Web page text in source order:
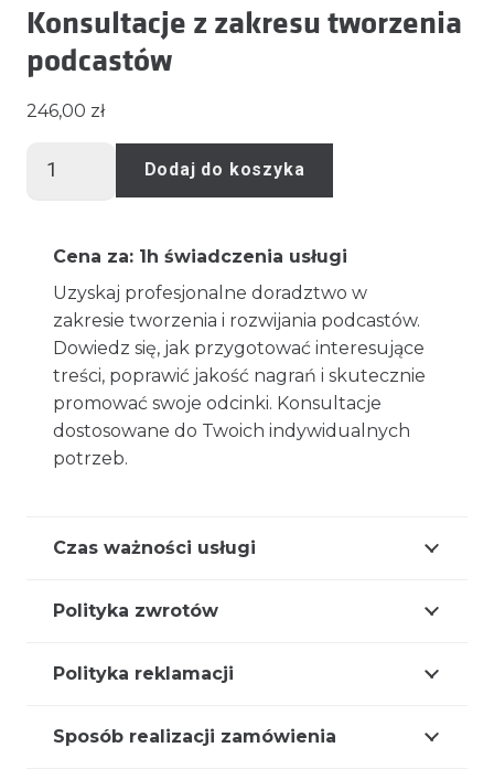
Konsultacje z zakresu tworzenia
podcastów
246,00 zł
Konsultacje
tworzenia
podcastów
Dodaj do koszyka
Cena za: 1h świadczenia usługi
Uzyskaj profesjonalne doradztwo w
zakresie tworzenia i rozwijania podcastów.
Dowiedz się, jak przygotować interesujące
treści, poprawić jakość nagrań i skutecznie
promować swoje odcinki. Konsultacje
dostosowane do Twoich indywidualnych
potrzeb.
Czas ważności usługi
Polityka zwrotów
Polityka reklamacji
Sposób realizacji zamówienia